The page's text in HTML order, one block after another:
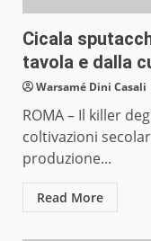
Cicala
tavola e dalla
Warsamé Dini Casali
ROMA – Il killer
coltivazioni
produzione...
Read More